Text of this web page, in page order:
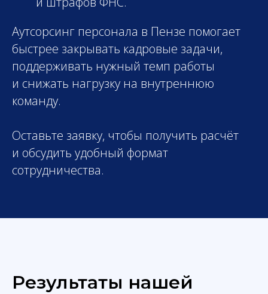
Аутсорсинг персонала в Пензе помогает
быстрее закрывать кадровые задачи,
поддерживать нужный темп работы
и снижать нагрузку на внутреннюю
команду.
Оставьте заявку, чтобы получить расчёт
и обсудить удобный формат
сотрудничества.
Результаты нашей